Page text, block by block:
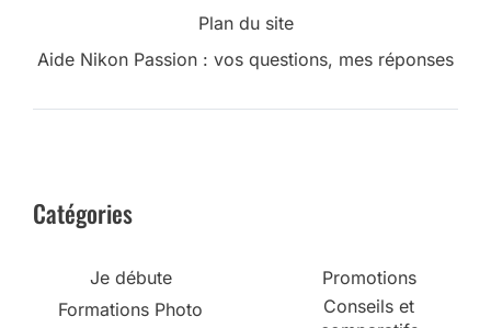
Plan du site
Aide Nikon Passion : vos questions, mes réponses
Catégories
Je débute
Formations Photo
Promotions
Conseils et